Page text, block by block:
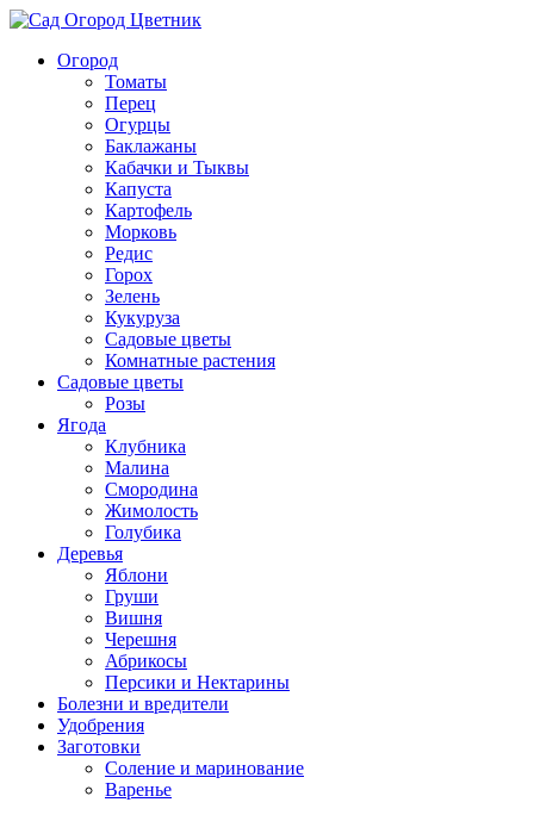
Огород
Томаты
Перец
Огурцы
Баклажаны
Кабачки и Тыквы
Капуста
Картофель
Морковь
Редис
Горох
Зелень
Кукуруза
Садовые цветы
Комнатные растения
Садовые цветы
Розы
Ягода
Клубника
Малина
Смородина
Жимолость
Голубика
Деревья
Яблони
Груши
Вишня
Черешня
Абрикосы
Персики и Нектарины
Болезни и вредители
Удобрения
Заготовки
Соление и маринование
Варенье